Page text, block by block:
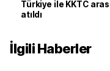
Türkiye ile KKTC
atıldı
İlgili Haberler